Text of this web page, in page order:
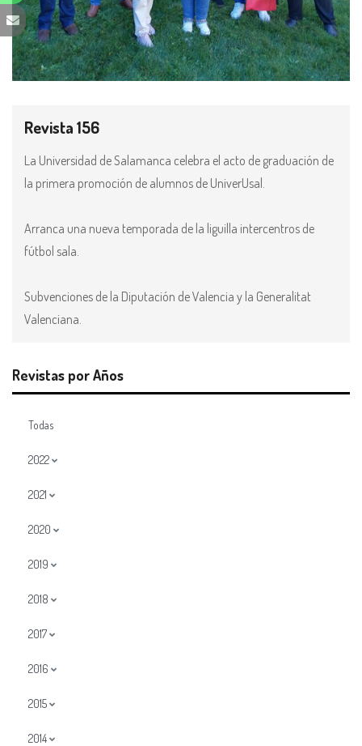
Revista 156
La Universidad de Salamanca celebra el acto de graduación de
la primera promoción de alumnos de UniverUsal.
Arranca una nueva temporada de la liguilla intercentros de
fútbol sala.
Subvenciones de la Diputación de Valencia y la Generalitat
Valenciana.
Revistas por Años
Todas
2022
2021
2020
2019
2018
2017
2016
2015
2014